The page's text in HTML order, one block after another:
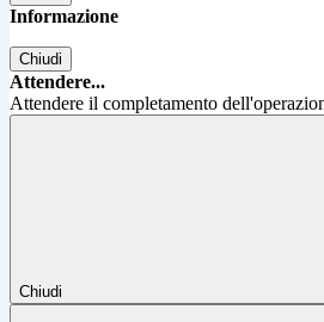
Informazione
Chiudi
Attendere...
Attendere il completamento
Chiudi